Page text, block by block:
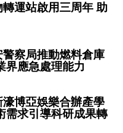
運站啟用三周年 助
察局推動燃料倉庫
界應急處理能力
博亞娛樂合辦產學
需求引導科研成果轉